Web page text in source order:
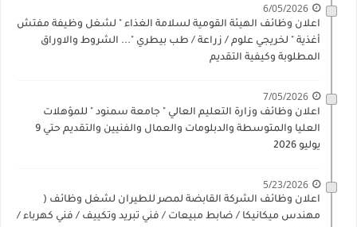
6/05/2026
اعلان وظائف الهيئة القومية لسلامة الغذاء " لشغل وظيفة مفتش
أغذية " لخريجي علوم / زراعة / طب بيطري "... الشروط والاوراق
المطلوبة وكيفية التقديم
7/05/2026
اعلان وظائف وزارة التعليم العالي " جامعة سمنود " للمؤهلات
العليا والمتوسطة والدبلومات والعمال والفنيين والتقديم حتي 9
يوليو 2026
5/23/2026
اعلان وظائف الشركة القابضة لمصر للطيران لشغل وظائف (
مهندس ميكانيكا / ضابط مبيعات / فني تبريد وتكييف / فني كهرباء /